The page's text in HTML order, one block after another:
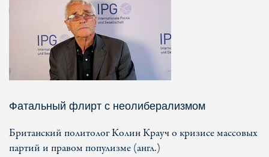
Фатальный флирт с неолиберализмом
Британский политолог Колин Крауч о кризисе массовых
партий и правом популизме (англ.)